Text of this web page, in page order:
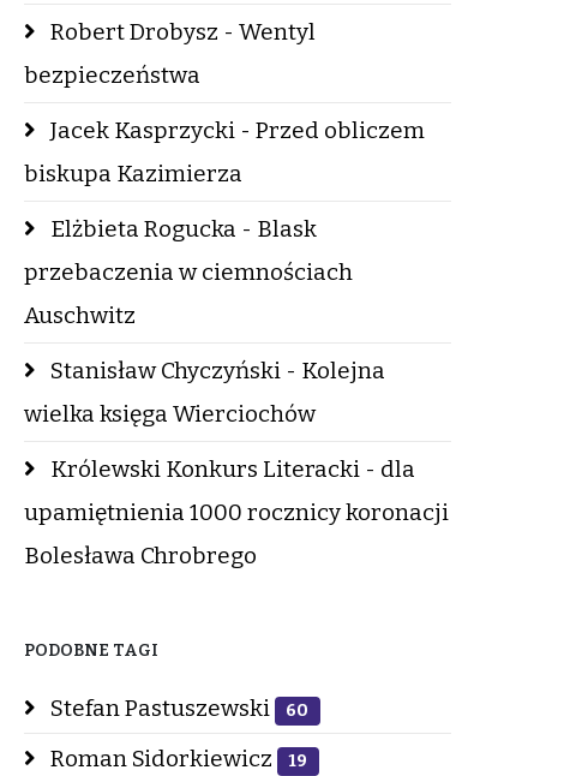
Robert Drobysz - Wentyl
bezpieczeństwa
Jacek Kasprzycki - Przed obliczem
biskupa Kazimierza
Elżbieta Rogucka - Blask
przebaczenia w ciemnościach
Auschwitz
Stanisław Chyczyński - Kolejna
wielka księga Wierciochów
Królewski Konkurs Literacki - dla
upamiętnienia 1000 rocznicy koronacji
Bolesława Chrobrego
PODOBNE TAGI
Stefan Pastuszewski 60
Roman Sidorkiewicz 19